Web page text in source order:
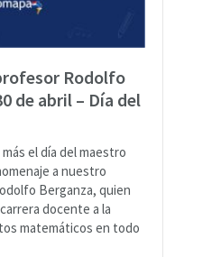
Rodolfo
de abril – Día del
el día del maestro
a nuestro
Berganza, quien
docente a la
matemáticos en todo